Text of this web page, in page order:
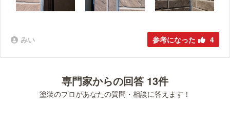
みい 参考になった 4
専門家からの回答 13件
塗装のプロがあなたの質問・相談に答えます！